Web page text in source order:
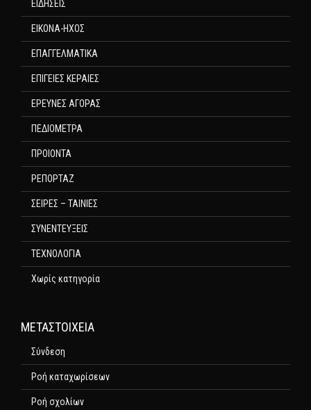
ΕΙΔΗΣΕΙΣ
ΕΙΚΟΝΑ-ΗΧΟΣ
ΕΠΑΓΓΕΛΜΑΤΙΚΑ
ΕΠΙΓΕΙΕΣ ΚΕΡΑΙΕΣ
ΕΡΕΥΝΕΣ ΑΓΟΡΑΣ
ΠΕΔΙΟΜΕΤΡΑ
ΠΡΟΙΟΝΤΑ
ΡΕΠΟΡΤΑΖ
ΣΕΙΡΕΣ – ΤΑΙΝΙΕΣ
ΣΥΝΕΝΤΕΥΞΕΙΣ
ΤΕΧΝΟΛΟΓΙΑ
Χωρίς κατηγορία
ΜΕΤΑΣΤΟΙΧΕΊΑ
Σύνδεση
Ροή καταχωρίσεων
Ροή σχολίων